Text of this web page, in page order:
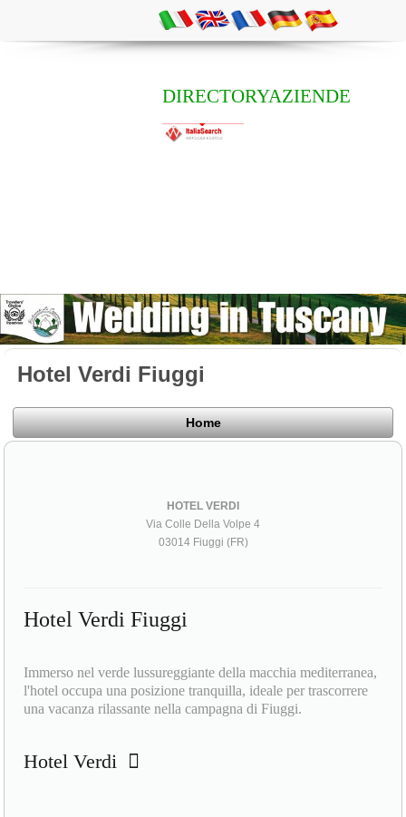
DIRECTORYAZIENDE
Hotel Verdi Fiuggi
Home
HOTEL VERDI
Via Colle Della Volpe 4
03014 Fiuggi (FR)
Hotel Verdi Fiuggi
Immerso nel verde lussureggiante della macchia mediterranea,
l'hotel occupa una posizione tranquilla, ideale per trascorrere
una vacanza rilassante nella campagna di Fiuggi.
Hotel Verdi